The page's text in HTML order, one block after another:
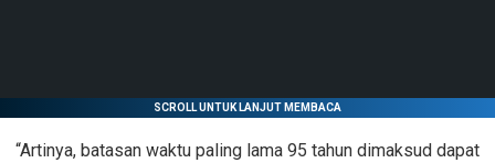
SCROLL UNTUK LANJUT MEMBACA
“Artinya, batasan waktu paling lama 95 tahun dimaksud dapat